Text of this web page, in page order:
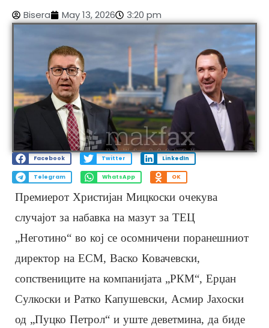
Bisera May 13, 2026 3:20 pm
Facebook Twitter LinkedIn
Telegram WhatsApp OK
Премиерот Христијан Мицкоски очекува
случајот за набавка на мазут за ТЕЦ
„Неготино“ во кој се осомничени поранешниот
директор на ЕСМ, Васко Ковачевски,
сопствениците на компанијата „РКМ“, Ерџан
Сулкоски и Ратко Капушевски, Асмир Јахоски
од „Пуцко Петрол“ и уште деветмина, да биде